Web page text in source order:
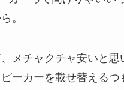
。
メチャクチャ安いと思
ーカーを載せ替えるつ